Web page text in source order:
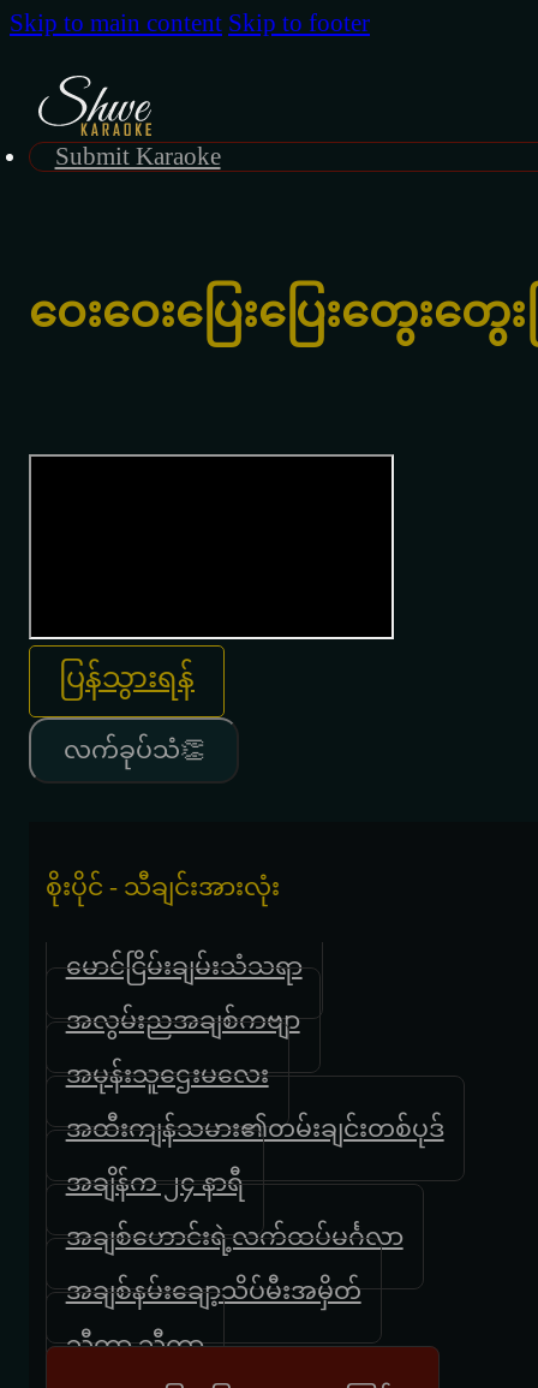
Skip to main content Skip to footer
Submit Karaoke
ဝေးဝေးပြေးပြေးတွေးတွေ
ပြန်သွားရန်
လက်ခုပ်သံ👏
စိုးပိုင် - သီချင်းအားလုံး
မောင်ငြိမ်းချမ်းသံသရာ
အလွမ်းညအချစ်ကဗျာ
အမုန်းသူဌေးမလေး
အထီးကျန်သမား၏တမ်းချင်းတစ်ပုဒ်
အချိန်က ၂၄ နာရီ
အချစ်ဟောင်းရဲ့လက်ထပ်မင်္ဂလာ
အချစ်နမ်းချော့သိပ်မီးအမှိတ်
သီတာ သီတာ